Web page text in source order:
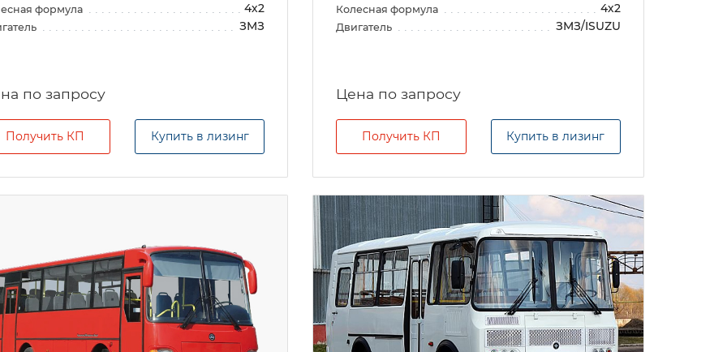
формула 4х2
ЗМЗ
по запросу
Получить КП Купить в лизинг
Колесная формула 4х2
Двигатель ЗМЗ/ISUZU
Цена по запросу
Получить КП Купить в лизинг